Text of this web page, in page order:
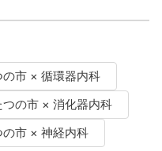
の市 × 循環器内科
つの市 × 消化器内科
の市 × 神経内科